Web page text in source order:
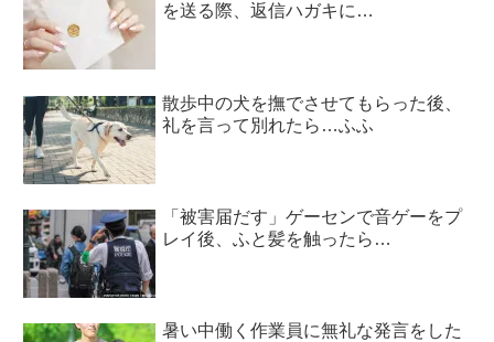
を送る際、返信ハガキに…
散歩中の犬を撫でさせてもらった後、
礼を言って別れたら…ふふ
「被害届だす」ゲーセンで音ゲーをプ
レイ後、ふと髪を触ったら…
暑い中働く作業員に無礼な発言をした